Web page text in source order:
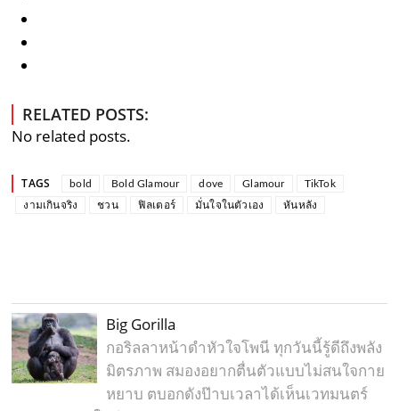
RELATED POSTS:
No related posts.
TAGS bold Bold Glamour dove Glamour
TikTok
งามเกินจริง
ชวน ฟิลเตอร์ มั่นใจในตัวเอง หันหลัง
Big Gorilla
กอริลลาหน้าดำหัวใจโพนี ทุกวันนี้รู้ดีถึงพลัง
มิตรภาพ สมองอยากตื่นตัวแบบไม่สนใจกาย
หยาบ ตบอกดังป๊าบเวลาได้เห็นเวทมนตร์